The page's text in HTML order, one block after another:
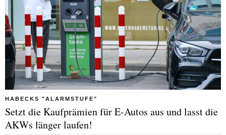
HABECKS "ALARMSTUFE"
Setzt die Kaufprämien für E-Autos aus und lasst die
AKWs länger laufen!